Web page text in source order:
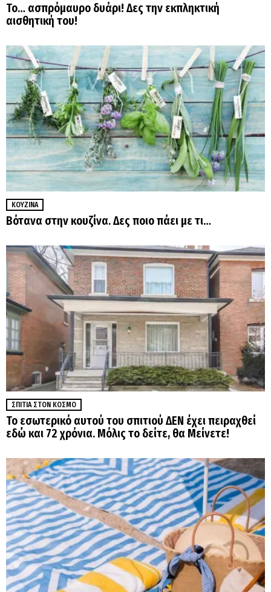
Το… ασπρόμαυρο δυάρι! Δες την εκπληκτική
αισθητική του!
ΚΟΥΖΊΝΑ
Βότανα στην κουζίνα. Δες ποιο πάει με τι…
ΣΠΊΤΙΑ ΣΤΟΝ ΚΌΣΜΟ
Το εσωτερικό αυτού του σπιτιού ΔΕΝ έχει πειραχθεί
εδώ και 72 χρόνια. Μόλις το δείτε, θα Μείνετε!